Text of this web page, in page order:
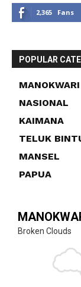
2,365 Fans
POPULAR
MANOKWARI
NASIONAL
KAIMANA
TELUK
MANSEL
PAPUA
Broken Clouds